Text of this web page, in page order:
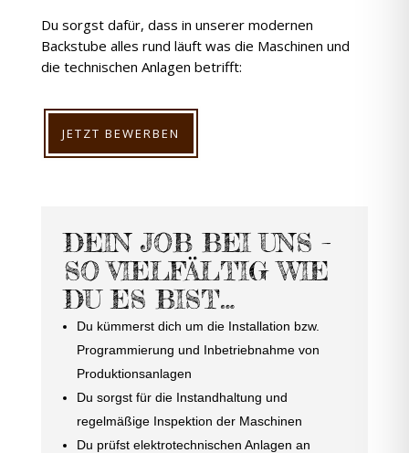
Du sorgst dafür, dass in unserer modernen
Backstube alles rund läuft was die Maschinen und
die technischen Anlagen betrifft:
JETZT BEWERBEN
DEIN JOB BEI UNS –
SO VIELFÄLTIG WIE
DU ES BIST…
Du kümmerst dich um die Installation bzw.
Programmierung und Inbetriebnahme von
Produktionsanlagen
Du sorgst für die Instandhaltung und
regelmäßige Inspektion der Maschinen
Du prüfst elektrotechnischen Anlagen an